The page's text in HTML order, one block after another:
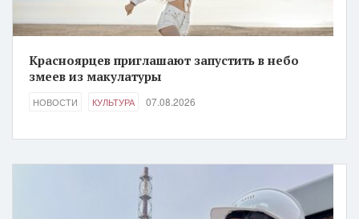
Красноярцев приглашают запустить в небо
змеев из макулатуры
НОВОСТИ КУЛЬТУРА 07.08.2026